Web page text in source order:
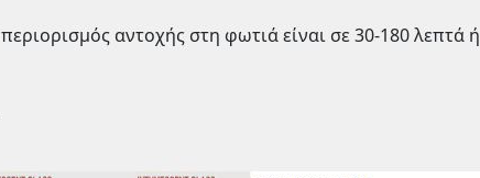
αντοχής στη φωτιά είναι σε 30-180 λεπτά ή